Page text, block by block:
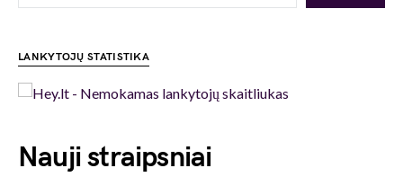
LANKYTOJŲ STATISTIKA
Nauji straipsniai